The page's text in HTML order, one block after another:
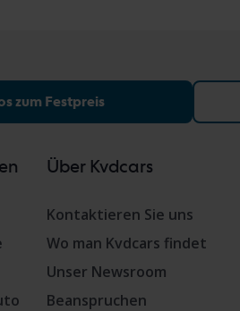
zum Festpreis
Über Kvdcars
Kontaktieren Sie uns
Wo man Kvdcars findet
Unser Newsroom
Beanspruchen